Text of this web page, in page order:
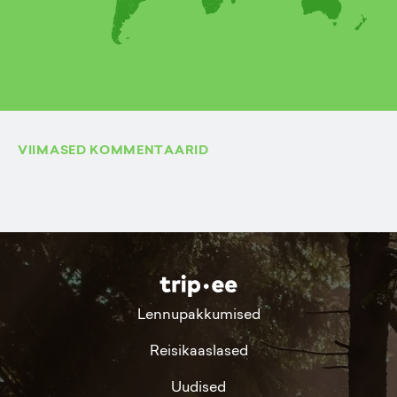
VIIMASED KOMMENTAARID
Lennupakkumised
Reisikaaslased
Uudised